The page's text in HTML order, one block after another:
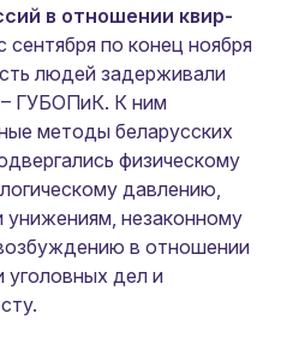
в отношении квир-
по конец ноября
людей задерживали
– ГУБОПиК. К ним
методы беларусских
физическому
давлению,
унижениям, незаконному
в отношении
уголовных дел и